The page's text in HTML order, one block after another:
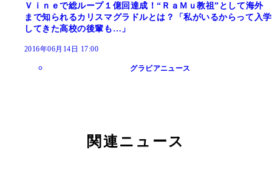
Ｖｉｎｅで総ループ１億回達成！“ＲａＭｕ教祖”として海外
まで知られるカリスマグラドルとは？「私がいるからって入学
してきた高校の後輩も…」
2016年06月14日 17:00
グラビアニュース
関連ニュース